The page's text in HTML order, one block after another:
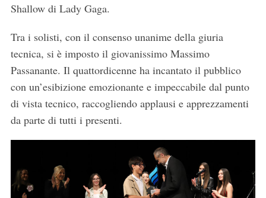
Shallow di Lady Gaga.
Tra i solisti, con il consenso unanime della giuria
tecnica, si è imposto il giovanissimo Massimo
Passanante. Il quattordicenne ha incantato il pubblico
con un’esibizione emozionante e impeccabile dal punto
di vista tecnico, raccogliendo applausi e apprezzamenti
da parte di tutti i presenti.